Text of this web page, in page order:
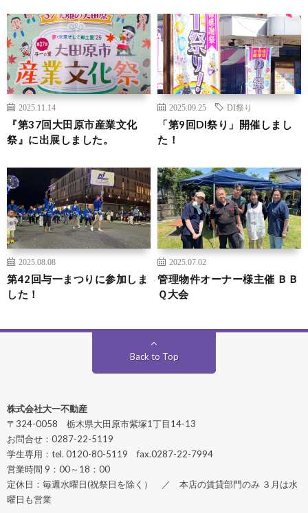
2025.11.14
『第37回大田原市産業文化
祭』に出展しました。
2025.09.25 DI祭り
「第9回DI祭り」開催しまし
た！
2025.08.08
第42回与一まつりに参加しま
した！
2025.07.02
管理物件オーナー様主催 ＢＢ
Ｑ大会
Back to Top
株式会社大一不動産
〒324-0058 栃木県大田原市紫塚1丁目14-13
お問合せ：0287-22-5119
学生専用：tel. 0120-80-5119 fax.0287-22-7994
営業時間 9：00～18：00
定休日：毎週水曜日(祝祭日を除く） ／ 本店の賃貸部門のみ ３月は水
曜日も営業